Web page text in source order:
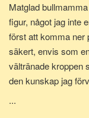
Matglad
figur, något jag inte
först att komma ner
säkert, envis som
vältränade kroppen
den kunskap jag
...